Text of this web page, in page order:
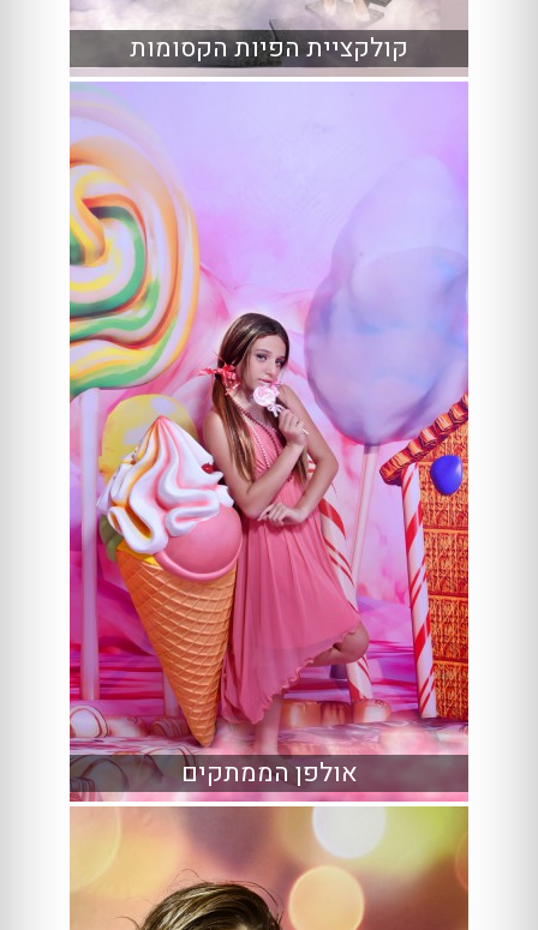
קולקציית הפיות הקסומות
אולפן הממתקים